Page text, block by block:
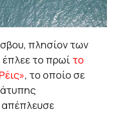
πλησίον των
το πρωί το
, το οποίο σε